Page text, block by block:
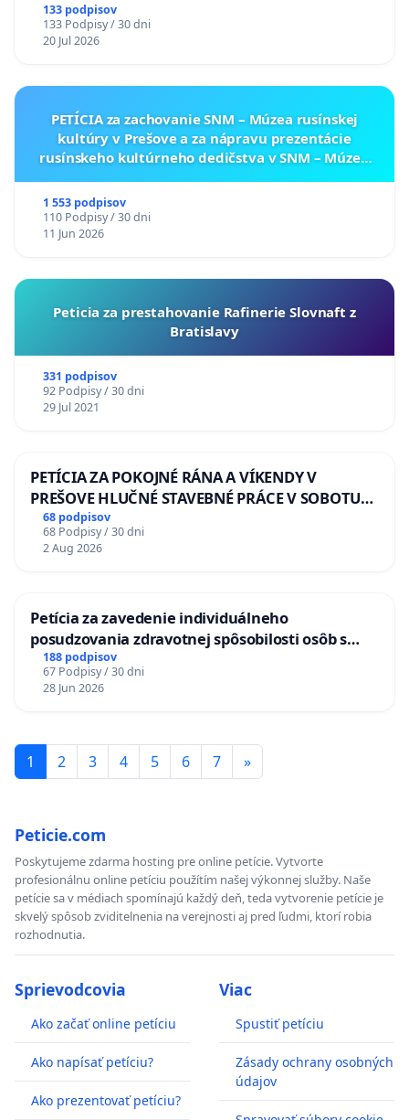
133 podpisov
133 Podpisy / 30 dni
20 Jul 2026
PETÍCIA za zachovanie SNM – Múzea rusínskej
kultúry v Prešove a za nápravu prezentácie
rusínskeho kultúrneho dedičstva v SNM – Múzeu
1 553 podpisov
110 Podpisy / 30 dni
11 Jun 2026
Peticia za prestahovanie Rafinerie Slovnaft z
Bratislavy
331 podpisov
92 Podpisy / 30 dni
29 Jul 2021
PETÍCIA ZA POKOJNÉ RÁNA A VÍKENDY V
PREŠOVE HLUČNÉ STAVEBNÉ PRÁCE V SOBOTU
LEN OD 9.00 DO 13.00 HOD., CEZ PRACOVNÝ
TÝŽDEŇ CIEĽ 8.00 – 18.00 HOD. A PRAVIDELNÁ
KONTROLA STAVBY C-AREA NA
68 podpisov
68 Podpisy / 30 dni
2 Aug 2026
Petícia za zavedenie individuálneho
posudzovania zdravotnej spôsobilosti osôb s
diabetom 1. a 2. typu pri prijímaní do
Policajného zboru SR
188 podpisov
67 Podpisy / 30 dni
28 Jun 2026
1 2 3 4 5 6 7 »
Peticie.com
Poskytujeme zdarma hosting pre online petície. Vytvorte
profesionálnu online petíciu použítím našej výkonnej služby. Naše
petície sa v médiach spomínajú každý deň, teda vytvorenie petície je
skvelý spôsob zviditelnenia na verejnosti aj pred ľudmi, ktorí robia
rozhodnutia.
Sprievodcovia
Ako začať online petíciu
Ako napísať petíciu?
Ako prezentovať petíciu?
Viac
Spustiť petíciu
Zásady ochrany osobných
údajov